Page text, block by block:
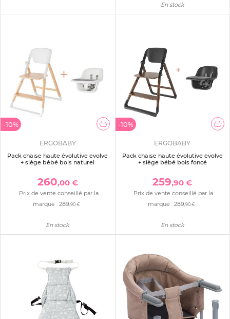
En stock
-10%
ERGOBABY
Pack chaise haute évolutive evolve
+ siège bébé bois naturel
260,00 €
Prix de vente conseillé par la
marque :289 ,90 €
En stock
-10%
ERGOBABY
Pack chaise haute évolutive evolve
+ siège bébé bois foncé
259,90 €
Prix de vente conseillé par la
marque : 289 ,90 €
En stock